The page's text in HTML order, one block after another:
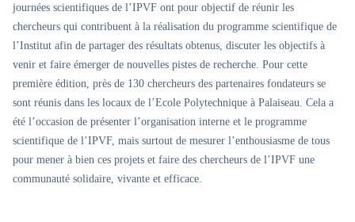
journées scientifiques de l’IPVF ont pour objectif de réunir les
chercheurs qui contribuent à la réalisation du programme scientifique de
l’Institut afin de partager des résultats obtenus, discuter les objectifs à
venir et faire émerger de nouvelles pistes de recherche. Pour cette
première édition, près de 130 chercheurs des partenaires fondateurs se
sont réunis dans les locaux de l’Ecole Polytechnique à Palaiseau. Cela a
été l’occasion de présenter l’organisation interne et le programme
scientifique de l’IPVF, mais surtout de mesurer l’enthousiasme de tous
pour mener à bien ces projets et faire des chercheurs de l’IPVF une
communauté solidaire, vivante et efficace.